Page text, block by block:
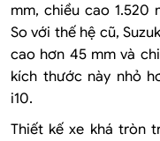
mm, chiều cao 1.520
So với thế hệ cũ,
cao hơn 45 mm và
kích thước này nhỏ
i10.
Thiết kế xe khá tròn